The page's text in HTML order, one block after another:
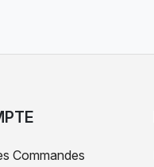
Commandes